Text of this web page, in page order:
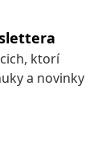
ktorí
a novinky